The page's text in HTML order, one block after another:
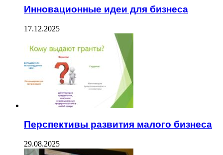
Инновационные идеи для бизнеса
17.12.2025
Перспективы развития малого бизнеса
29.08.2025